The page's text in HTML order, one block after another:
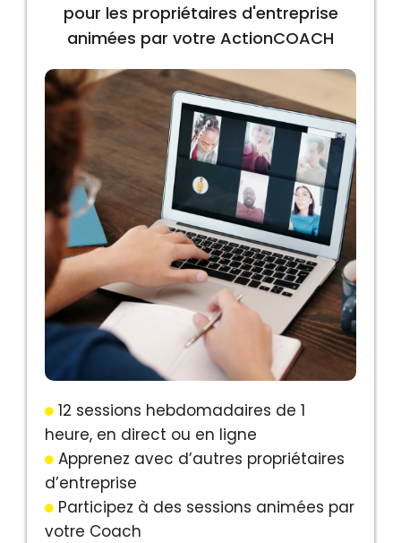
pour les propriétaires d'entreprise
animées par votre ActionCOACH
12 sessions hebdomadaires de 1
heure, en direct ou en ligne
Apprenez avec d’autres propriétaires
d’entreprise
Participez à des sessions animées par
votre Coach